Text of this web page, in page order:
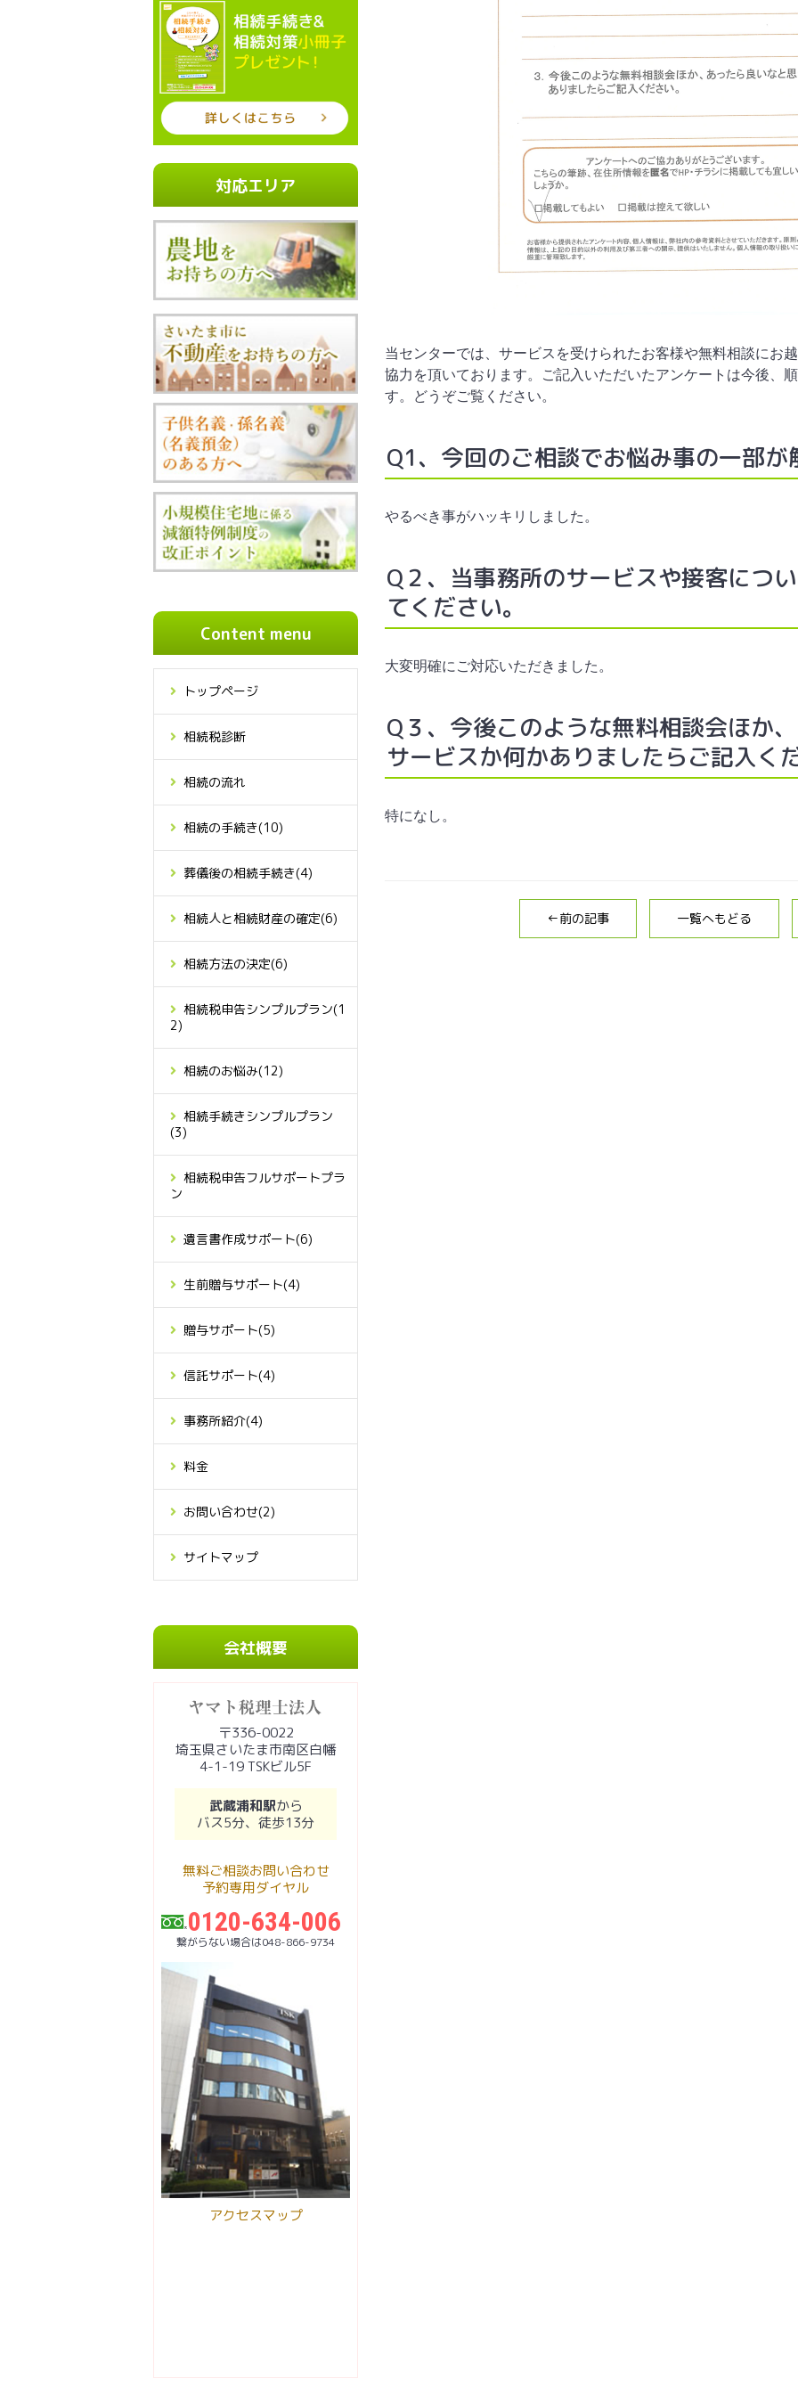
当センターでは、サービスを受けられたお客様や無料相談にお
協力を頂いております。ご記入いただいたアンケートは今後、
す。どうぞご覧ください。
Q1、今回のご相談でお悩み事の一部が
やるべき事がハッキリしました。
Q２、当事務所のサービスや接客につ
てください。
大変明確にご対応いただきました。
Q３、今後このような無料相談会ほか
サービスか何かありましたらご記入くだ
特になし。
←前の記事 一覧へもどる
対応エリア
Content menu
トップページ
相続税診断
相続の流れ
相続の手続き(10)
葬儀後の相続手続き(4)
相続人と相続財産の確定(6)
相続方法の決定(6)
相続税申告シンプルプラン(1
2)
相続のお悩み(12)
相続手続きシンプルプラン
(3)
相続税申告フルサポートプラ
ン
遺言書作成サポート(6)
生前贈与サポート(4)
贈与サポート(5)
信託サポート(4)
事務所紹介(4)
料金
お問い合わせ(2)
サイトマップ
会社概要
〒336-0022
埼玉県さいたま市南区白幡
4-1-19 TSKビル5F
武蔵浦和駅から
バス5分、徒歩13分
無料ご相談お問い合わせ
予約専用ダイヤル
0120-634-006
繋がらない場合は048-866-9734
アクセスマップ